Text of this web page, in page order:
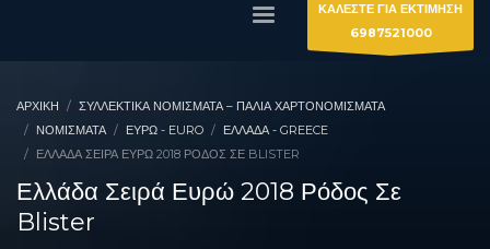
ΚΑΛΕΣΤΕ ΓΙΑ ΕΚΤΙΜΗΣΗ
6987521000
ΑΡΧΙΚΉ
ΣΥΛΛΕΚΤΙΚΆ ΝΟΜΊΣΜΑΤΑ – ΠΑΛΙΆ ΧΑΡΤΟΝΟΜΊΣΜΑΤΑ
ΝΟΜΙΣΜΑΤΑ
ΕΥΡΏ - EURO
ΕΛΛΆΔΑ - GREECE
ΕΛΛΆΔΑ ΣΕΙΡΆ ΕΥΡΏ 2018 ΡΌΔΟΣ ΣΕ BLISTER
Ελλάδα Σειρά Ευρώ 2018 Ρόδος Σε
Blister